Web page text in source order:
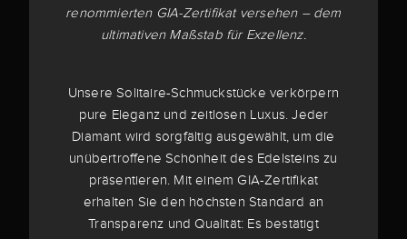
renommierten GIA-Zertifikat versehen – dem
ultimativen Maßstab für Exzellenz.
Unsere Solitaire-Schmuckstücke verkörpern
pure Eleganz und zeitlosen Luxus. Jeder
Diamant wird sorgfältig ausgewählt, um die
unübertroffene Schönheit des Edelsteins zu
präsentieren. Mit einem GIA-Zertifikat
erhalten Sie den höchsten Standard an
Transparenz und Qualität: Es bestätigt